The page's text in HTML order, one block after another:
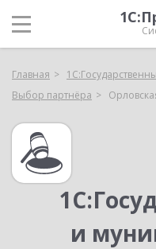
Главная
Выбор партнёра
и